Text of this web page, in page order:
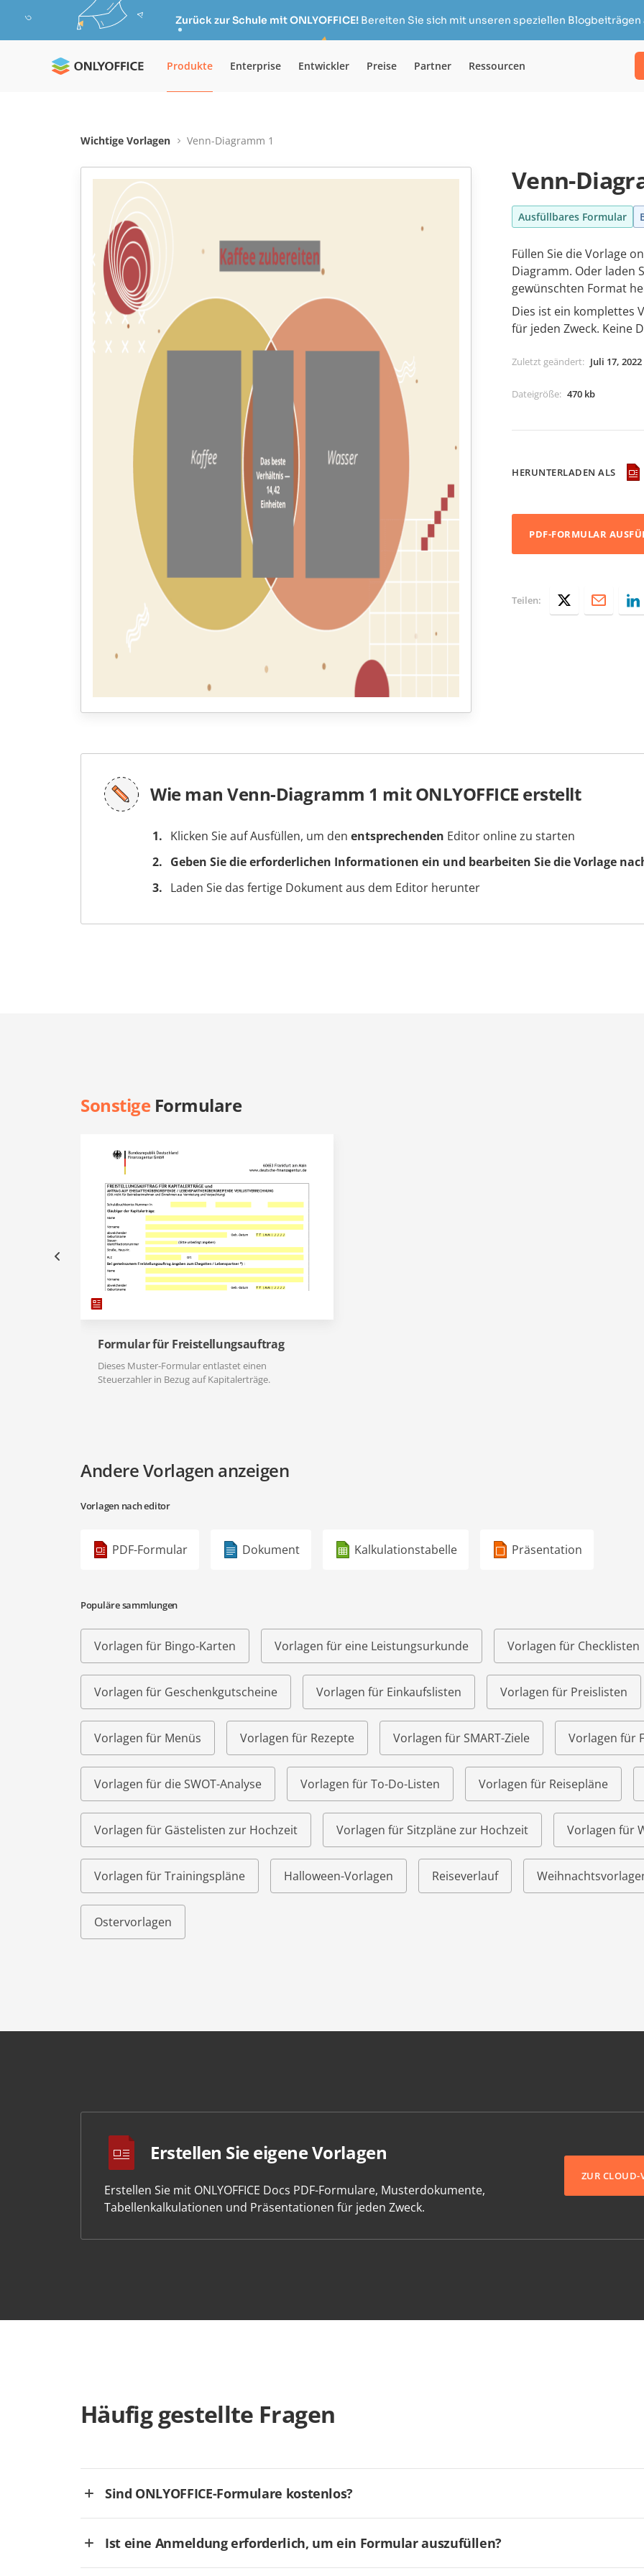
Zurück zur Schule mit ONLYOFFICE!Bereiten Sie sich mit unseren speziellen Blogbeiträgen
Produkte Enterprise Entwickler Preise Partner Ressourcen
Wichtige Vorlagen Venn-Diagramm 1
Venn-
Ausfüllbares Formular
Füllen Sie die Vorlage
Diagramm. Oder laden
gewünschten Format
Dies ist ein komplettes
für jeden Zweck. Keine
Zuletzt geändert: Juli 17, 2022
Dateigröße: 470 kb
HERUNTERLADEN ALS
PDF-FORMULAR
Teilen:
Wie man Venn-Diagramm 1 mit ONLYOFFICE erstellt
Klicken Sie auf Ausfüllen, um den entsprechenden Editor online zu starten
Geben Sie die erforderlichen Informationen ein und bearbeiten Sie die Vorlage
Laden Sie das fertige Dokument aus dem Editor herunter
SonstigeFormulare
Formular für Freistellungsauftrag
Dieses Muster-Formular entlastet einen
Steuerzahler in Bezug auf Kapitalerträge.
Andere Vorlagen anzeigen
Vorlagen nach editor
PDF-Formular Dokument Kalkulationstabelle Präsentation
Populäre sammlungen
Vorlagen für Bingo-Karten Vorlagen für eine Leistungsurkunde Vorlagen für Checklisten
Vorlagen für Geschenkgutscheine Vorlagen für Einkaufslisten Vorlagen für Preislisten
Vorlagen für Menüs Vorlagen für Rezepte Vorlagen für SMART-Ziele Vorlagen für
Vorlagen für die SWOT-Analyse Vorlagen für To-Do-Listen Vorlagen für Reisepläne
Vorlagen für Gästelisten zur Hochzeit Vorlagen für Sitzpläne zur Hochzeit Vorlagen für
Vorlagen für Trainingspläne Halloween-Vorlagen Reiseverlauf
Ostervorlagen
Erstellen Sie eigene Vorlagen
Erstellen Sie mit ONLYOFFICE Docs PDF-Formulare, Musterdokumente,
Tabellenkalkulationen und Präsentationen für jeden Zweck.
ZUR CLOUD-
Häufig gestellte Fragen
Sind ONLYOFFICE-Formulare kostenlos?
Ist eine Anmeldung erforderlich, um ein Formular auszufüllen?